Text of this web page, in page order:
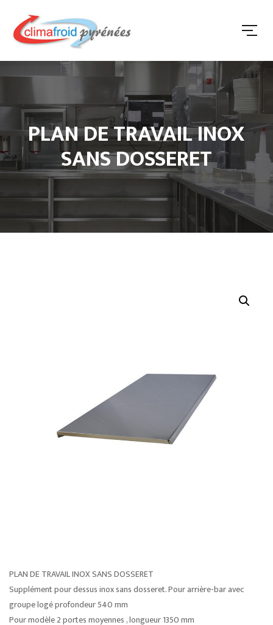
PLAN DE TRAVAIL INOX
SANS DOSSERET
PLAN DE TRAVAIL INOX SANS DOSSERET
Supplément pour dessus inox sans dosseret. Pour arrière-bar avec
groupe logé profondeur 540 mm
Pour modèle 2 portes moyennes , longueur 1350 mm